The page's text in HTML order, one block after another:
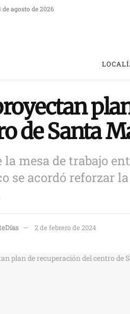
agosto de 2026
de Santa
la mesa de trabajo
se acordó reforzar
2 de febrero de 2024